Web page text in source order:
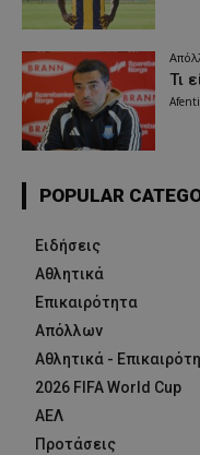
Τι
POPULAR
Ειδήσεις
Αθλητικά
Επικαιρότητα
Απόλλων
Αθλητικά -
2026 FIFA World Cup
ΑΕΛ
Προτάσεις